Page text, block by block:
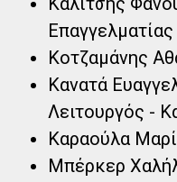
Επαγγελματίας
Κοτζαμάνης
Κανατά
Λειτουργός -
Καραούλα
Μπέρκερ